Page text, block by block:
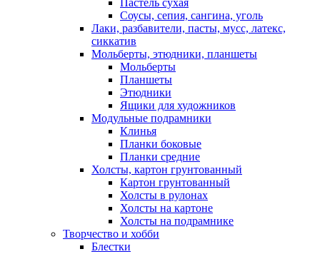
Пастель сухая
Соусы, сепия, сангина, уголь
Лаки, разбавители, пасты, мусс, латекс,
сиккатив
Мольберты, этюдники, планшеты
Мольберты
Планшеты
Этюдники
Ящики для художников
Модульные подрамники
Клинья
Планки боковые
Планки средние
Холсты, картон грунтованный
Картон грунтованный
Холсты в рулонах
Холсты на картоне
Холсты на подрамнике
Творчество и хобби
Блестки